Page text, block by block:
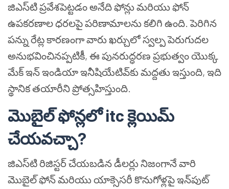
జిఎస్‌టి ప్రవేశపెట్టడం అనేది ఫోన్లు మరియు ఫోన్
ఉపకరణాల ధరలపై పరిణామాలను కలిగి ఉంది. పెరిగిన
పన్ను రేట్ల కారణంగా వారు ఖర్చులో స్వల్ప పెరుగుదల
అనుభవించినప్పటికీ, ఈ పునరుద్ధరణ ప్రభుత్వం యొక్క
మేక్ ఇన్ ఇండియా ఇనీషియేటివ్‌కు మద్దతు ఇస్తుంది, ఇది
స్థానిక తయారీని ప్రోత్సహిస్తుంది.
మొబైల్ ఫోన్లలో itc క్లెయిమ్
చేయవచ్చా?
జిఎస్‌టి రిజిస్టర్ చేయబడిన డీలర్లు నిజంగానే వారి
మొబైల్ ఫోన్ మరియు యాక్సెసరీ కొనుగోళ్లపై ఇన్‌పుట్